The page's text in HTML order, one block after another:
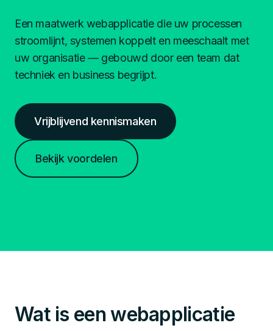
Een maatwerk webapplicatie die uw processen
stroomlijnt, systemen koppelt en meeschaalt met
uw organisatie — gebouwd door een team dat
techniek en business begrijpt.
Vrijblijvend kennismaken
Bekijk voordelen
Wat is een webapplicatie